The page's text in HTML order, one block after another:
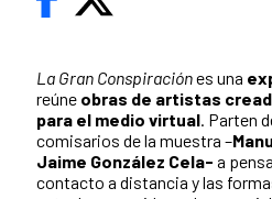
La Gran Conspiraciónes una
reúne obras de artistas
para el medio virtual. Parten
comisarios de la muestra –
Jaime González Cela- a
contacto a distancia y las